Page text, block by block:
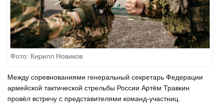
Фото: Кирилл Новиков
Между соревнованиями генеральный секретарь Федерации
армейской тактической стрельбы России Артём Травкин
провёл встречу с представителями команд-участниц.